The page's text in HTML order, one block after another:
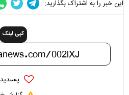
این خبر را به اشتراک بگذارید:
کپی لینک